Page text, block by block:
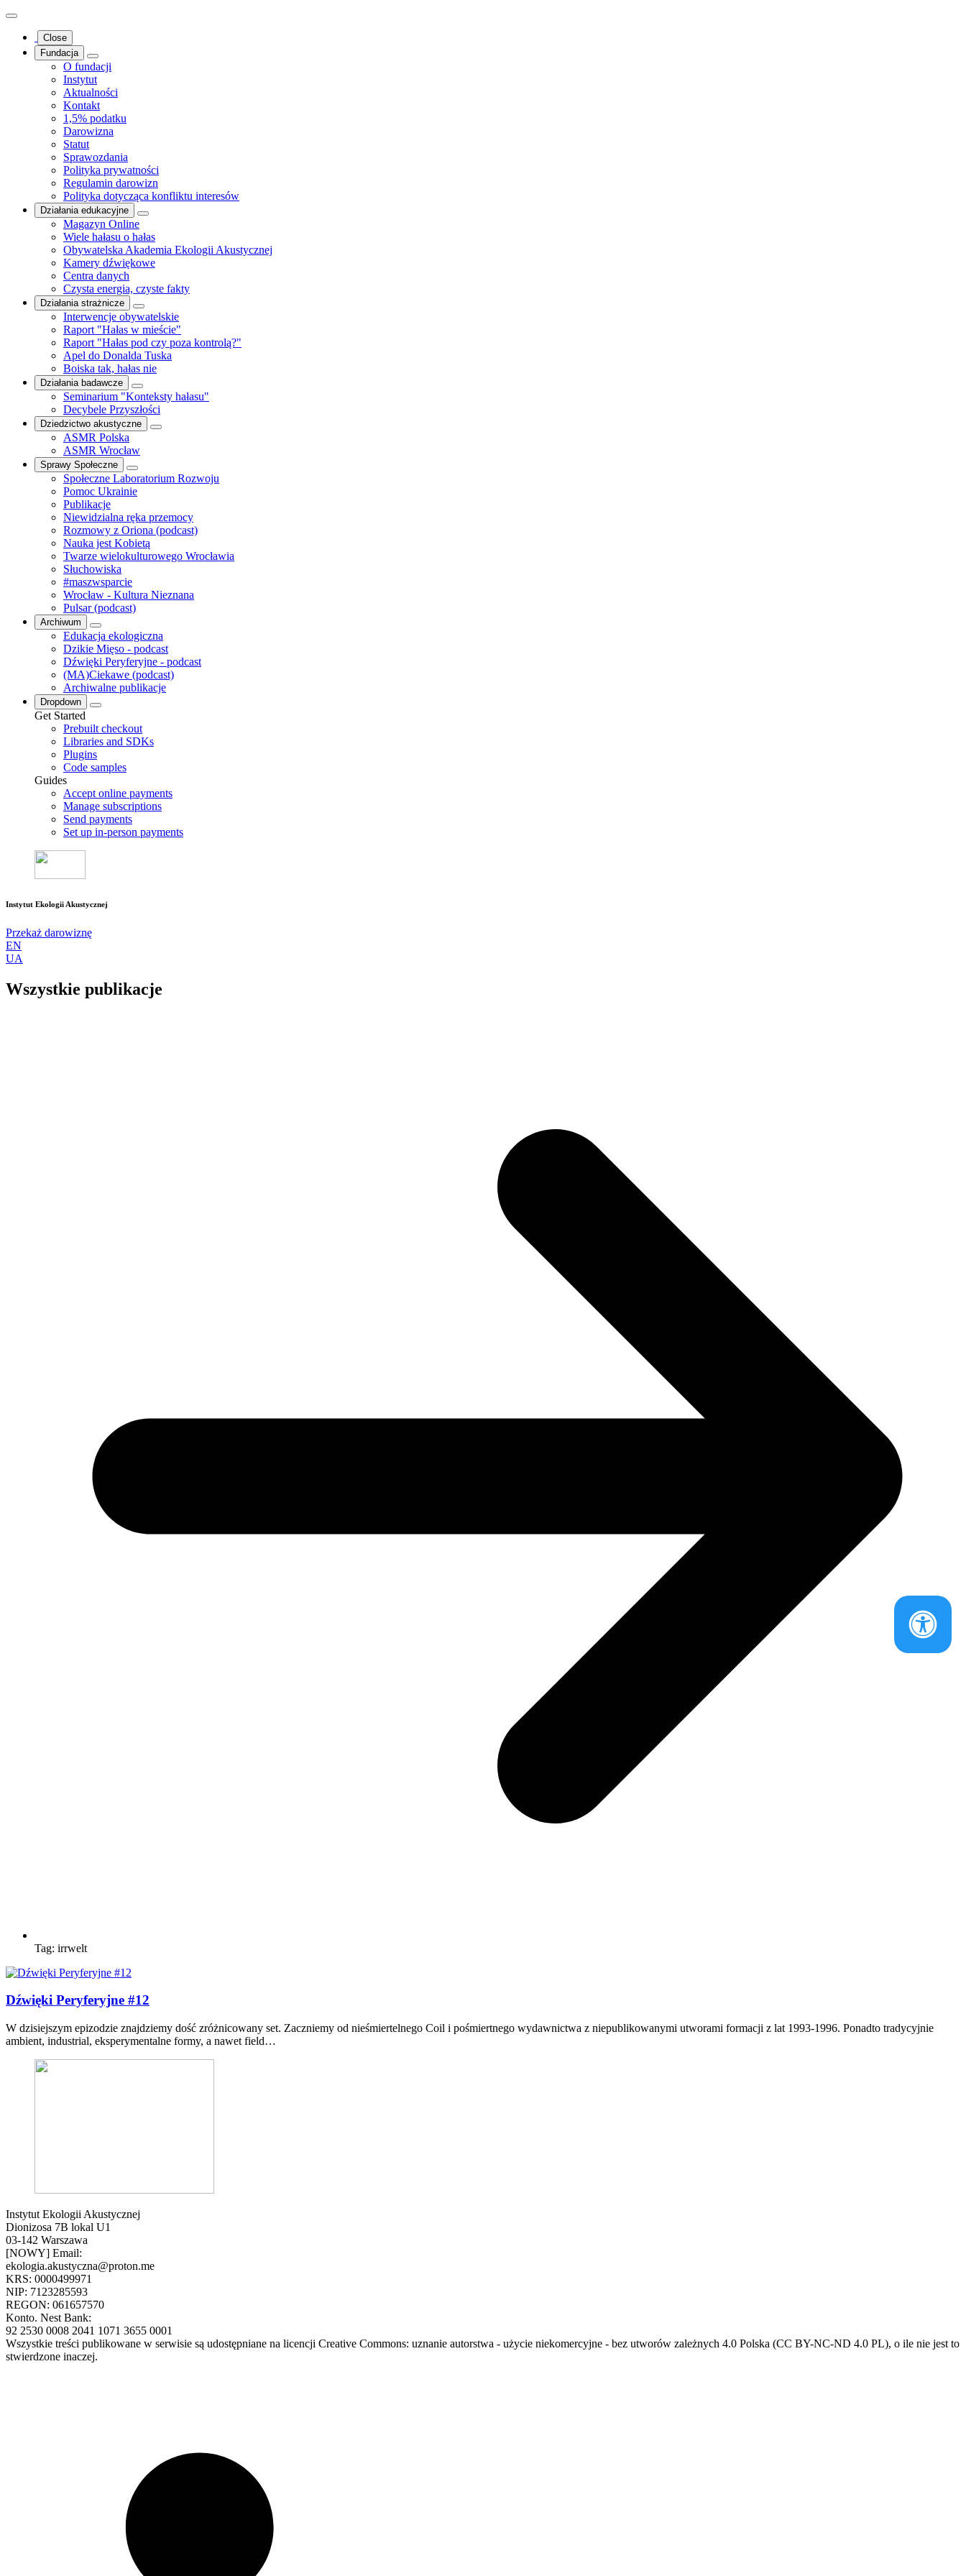
Close
Fundacja
O fundacji
Instytut
Aktualności
Kontakt
1,5% podatku
Darowizna
Statut
Sprawozdania
Polityka prywatności
Regulamin darowizn
Polityka dotycząca konfliktu interesów
Działania edukacyjne
Magazyn Online
Wiele hałasu o hałas
Obywatelska Akademia Ekologii Akustycznej
Kamery dźwiękowe
Centra danych
Czysta energia, czyste fakty
Działania strażnicze
Interwencje obywatelskie
Raport "Hałas w mieście"
Raport "Hałas pod czy poza kontrolą?"
Apel do Donalda Tuska
Boiska tak, hałas nie
Działania badawcze
Seminarium "Konteksty hałasu"
Decybele Przyszłości
Dziedzictwo akustyczne
ASMR Polska
ASMR Wrocław
Sprawy Społeczne
Społeczne Laboratorium Rozwoju
Pomoc Ukrainie
Publikacje
Niewidzialna ręka przemocy
Rozmowy z Oriona (podcast)
Nauka jest Kobietą
Twarze wielokulturowego Wrocławia
Słuchowiska
#maszwsparcie
Wrocław - Kultura Nieznana
Pulsar (podcast)
Archiwum
Edukacja ekologiczna
Dzikie Mięso - podcast
Dźwięki Peryferyjne - podcast
(MA)Ciekawe (podcast)
Archiwalne publikacje
Dropdown
Get Started
Prebuilt checkout
Libraries and SDKs
Plugins
Code samples
Guides
Accept online payments
Manage subscriptions
Send payments
Set up in-person payments
Instytut Ekologii Akustycznej
Przekaż darowiznę
EN
UA
Wszystkie publikacje
Tag: irrwelt
Dźwięki Peryferyjne #12
W dzisiejszym epizodzie znajdziemy dość zróżnicowany set. Zaczniemy od nieśmiertelnego Coil i pośmiertnego wydawnictwa z niepublikowanymi utworami formacji z lat 1993-1996. Ponadto tradycyjnie
ambient, industrial, eksperymentalne formy, a nawet field…
Instytut Ekologii Akustycznej
Dionizosa 7B lokal U1
03-142 Warszawa
[NOWY] Email:
ekologia.akustyczna@proton.me
KRS: 0000499971
NIP: 7123285593
REGON: 061657570
Konto. Nest Bank:
92 2530 0008 2041 1071 3655 0001
Wszystkie treści publikowane w serwisie są udostępniane na licencji Creative Commons: uznanie autorstwa - użycie niekomercyjne - bez utworów zależnych 4.0 Polska (CC BY-NC-ND 4.0 PL), o ile nie jest to
stwierdzone inaczej.